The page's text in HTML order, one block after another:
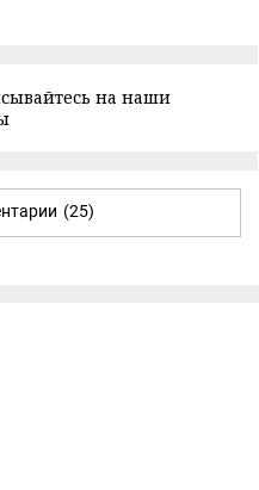
на наши
(25)